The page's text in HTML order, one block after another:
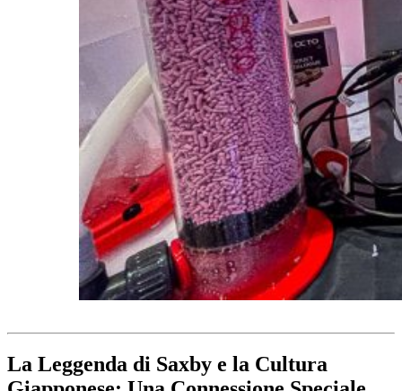
La Leggenda di Saxby e la Cultura